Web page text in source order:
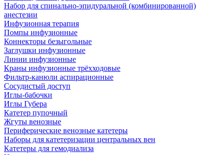
Набор для спинально-эпидуральной (комбинированной)
анестезии
Инфузионная терапия
Помпы инфузионные
Коннекторы безыгольные
Заглушки инфузионные
Линии инфузионные
Краны инфузионные трёхходовые
Фильтр-канюли аспирационные
Сосудистый доступ
Иглы-бабочки
Иглы Губера
Катетер пупочный
Жгуты венозные
Периферические венозные катетеры
Наборы для катетеризации центральных вен
Катетеры для гемодиализа